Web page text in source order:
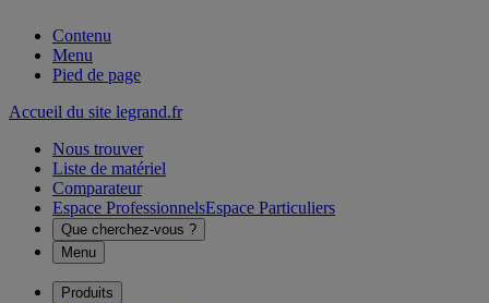
Contenu
Menu
Pied de page
Accueil du site legrand.fr
Nous trouver
Liste de matériel
Comparateur
Espace ProfessionnelsEspace Particuliers
Que cherchez-vous ?
Menu
Produits